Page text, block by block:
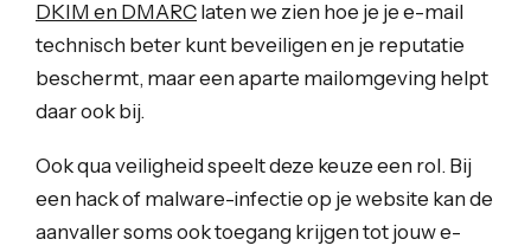
DKIM en DMARC laten we zien hoe je je e-mail
technisch beter kunt beveiligen en je reputatie
beschermt, maar een aparte mailomgeving helpt
daar ook bij.
Ook qua veiligheid speelt deze keuze een rol. Bij
een hack of malware-infectie op je website kan de
aanvaller soms ook toegang krijgen tot jouw e-